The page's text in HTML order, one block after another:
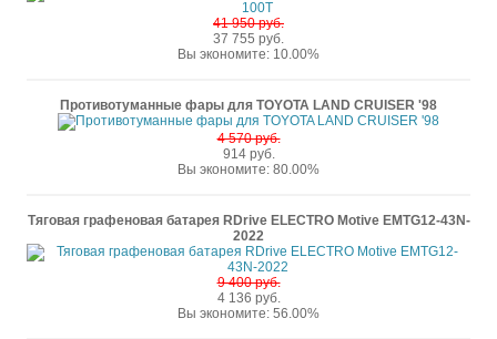
41 950 руб.
37 755 руб.
Вы экономите: 10.00%
Противотуманные фары для TOYOTA LAND CRUISER '98
4 570 руб.
914 руб.
Вы экономите: 80.00%
Тяговая графеновая батарея RDrive ELECTRO Motive EMTG12-43N-
2022
9 400 руб.
4 136 руб.
Вы экономите: 56.00%